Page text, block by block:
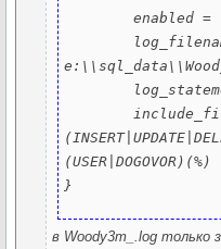
	enabled = true
	include_filter = (%)
(USER|DOGOVOR)(%)
в Woody3m_.log только